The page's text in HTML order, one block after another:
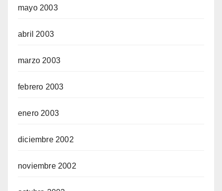
mayo 2003
abril 2003
marzo 2003
febrero 2003
enero 2003
diciembre 2002
noviembre 2002